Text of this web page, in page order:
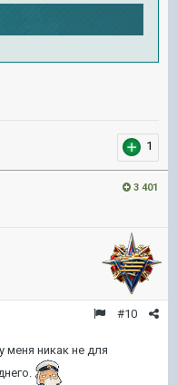
1
3 401
#10
меня никак не для